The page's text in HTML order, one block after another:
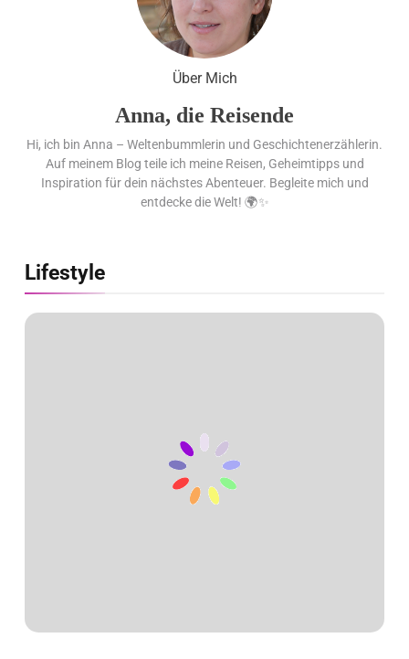
Folge vorn
Cool down am Hintertuxer
Gletscher
Ägypten erleben mit
Builder Travel: sicher,
persönlich und gut
Über Mich
Anna, die Reisende
Hi, ich bin Anna – Weltenbummlerin und Geschichtenerzählerin.
Auf meinem Blog teile ich meine Reisen, Geheimtipps und
Inspiration für dein nächstes Abenteuer. Begleite mich und
entdecke die Welt! 🌍✨
Lifestyle